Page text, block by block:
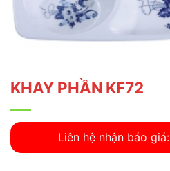
KHAY PHẦN KF72
Liên hệ nhận báo giá: